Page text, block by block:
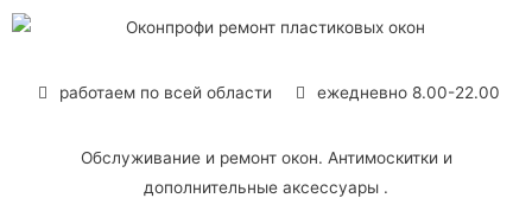
работаем по всей области ежедневно 8.00-22.00
Обслуживание и ремонт окон. Антимоскитки и
дополнительные аксессуары .